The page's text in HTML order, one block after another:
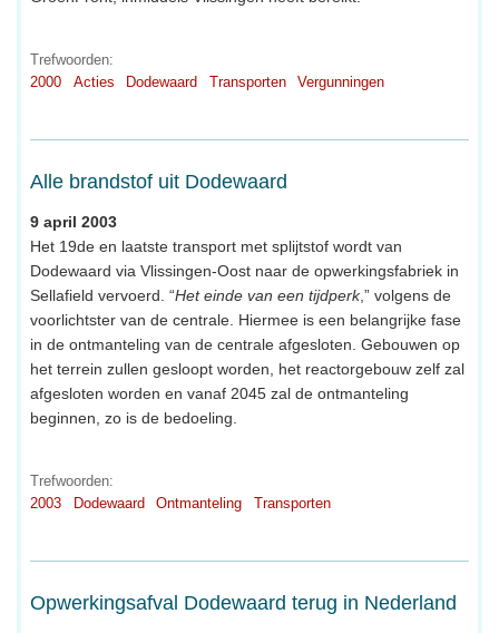
Trefwoorden:
2000
Acties Dodewaard Transporten Vergunningen
Alle brandstof uit Dodewaard
9 april 2003
Het 19de en laatste transport met splijtstof wordt van
Dodewaard via Vlissingen-Oost naar de opwerkingsfabriek in
Sellafield vervoerd. “Het einde van een tijdperk,” volgens de
voorlichtster van de centrale. Hiermee is een belangrijke fase
in de ontmanteling van de centrale afgesloten. Gebouwen op
het terrein zullen gesloopt worden, het reactorgebouw zelf zal
afgesloten worden en vanaf 2045 zal de ontmanteling
beginnen, zo is de bedoeling.
Trefwoorden:
2003
Dodewaard Ontmanteling Transporten
Opwerkingsafval Dodewaard terug in Nederland